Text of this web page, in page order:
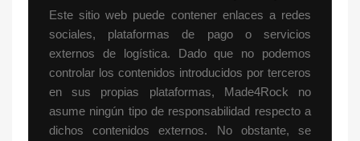
Este sitio web puede contener enlaces a redes
sociales, plataformas de pago o servicios
externos de logística. Dado que no podemos
controlar los contenidos introducidos por terceros
en sus propias plataformas, Made4Rock no
asume ningún tipo de responsabilidad respecto a
dichos contenidos externos. No obstante, se